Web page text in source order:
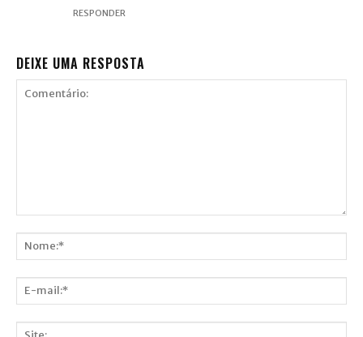
RESPONDER
DEIXE UMA RESPOSTA
mail:*